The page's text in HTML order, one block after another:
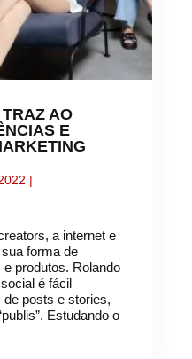
AO
E
|
a internet e
forma de
produtos. Rolando
é fácil
posts e stories,
Estudando o